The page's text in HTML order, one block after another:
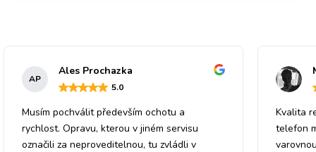
AP
Ales Prochazka
5.0
Musím pochválit především ochotu a
rychlost. Opravu, kterou v jiném servisu
označili za neproveditelnou, tu zvládli v
Kvalita
telefon